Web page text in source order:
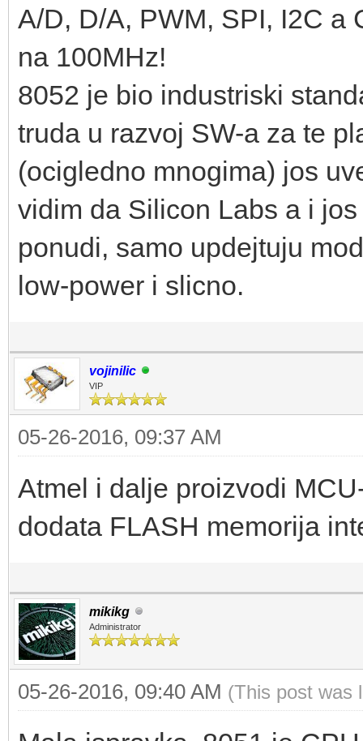
A/D, D/A, PWM, SPI, I2C a
na 100MHz!
8052 je bio industriski
truda u razvoj SW-a za te
(ocigledno mnogima) jos
vidim da Silicon Labs a i
ponudi, samo updejtuju
low-power i slicno.
vojinilic
VIP
05-26-2016, 09:37 AM
Atmel i dalje proizvodi
dodata FLASH memorija
mikikg
Administrator
05-26-2016, 09:40 AM (This post was